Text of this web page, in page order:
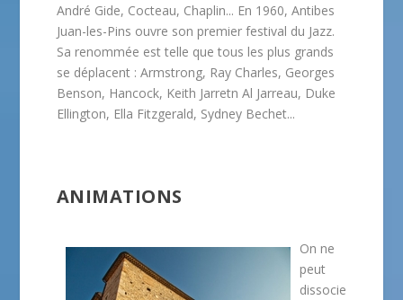
André Gide, Cocteau, Chaplin... En 1960, Antibes
Juan-les-Pins ouvre son premier festival du Jazz.
Sa renommée est telle que tous les plus grands
se déplacent : Armstrong, Ray Charles, Georges
Benson, Hancock, Keith Jarretn Al Jarreau, Duke
Ellington, Ella Fitzgerald, Sydney Bechet...
ANIMATIONS
On ne
peut
dissocie